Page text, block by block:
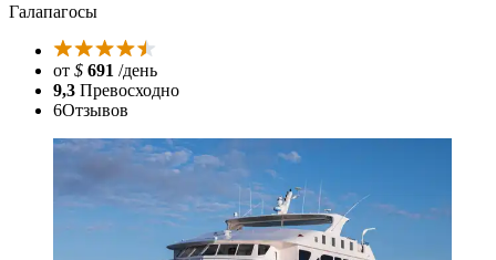
Галапагосы
от $ 691 /день
9,3 Превосходно
6Отзывов